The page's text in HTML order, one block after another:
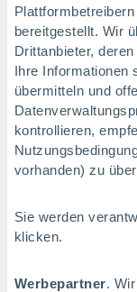
bereitgestellt. Wir
Drittanbieter,
Ihre Informationen
übermitteln und
kontrollieren,
vorhanden) zu
Sie werden
klicken.
Werbepartner.